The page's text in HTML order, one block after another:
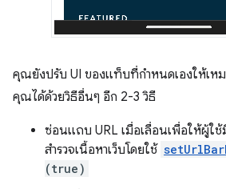
คุณยังปรับ UI ของแท็บที่กำหนดเองให้เหม
คุณได้ด้วยวิธีอื่นๆ อีก 2-3 วิธี
ซ่อนแถบ URL เมื่อเลื่อนเพื่อให้ผู้ใ
สำรวจเนื้อหาเว็บโดยใช้
(true)